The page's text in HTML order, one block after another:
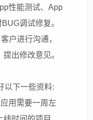
性能测试、App
调试修复。
户进行沟通，
出修改意见。
以下一些资料:
用需要一周左